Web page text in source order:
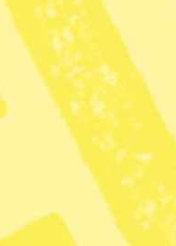
Publicerad 2026-01-04